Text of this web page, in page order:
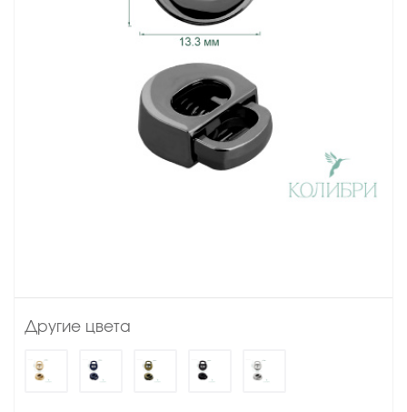
Другие цвета